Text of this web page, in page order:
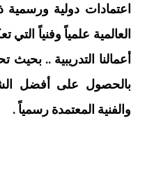
اعتمادات دولية
العالمية علمياً وفنياً
أعمالنا التدريبية ..
بالحصول على أفضل
والفنية المعتمدة رسمياً .